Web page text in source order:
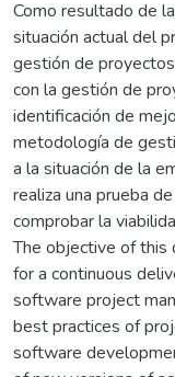
Como resultado de
situación actual del
gestión de
con la gestión de
identificación de
metodología de
a la situación de la
realiza una prueba
comprobar la
The objective of
for a continuous
software project
best practices of
software